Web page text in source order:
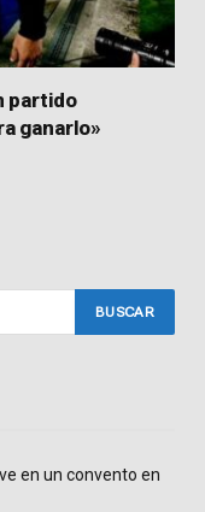
partido
ganarlo»
en un convento en